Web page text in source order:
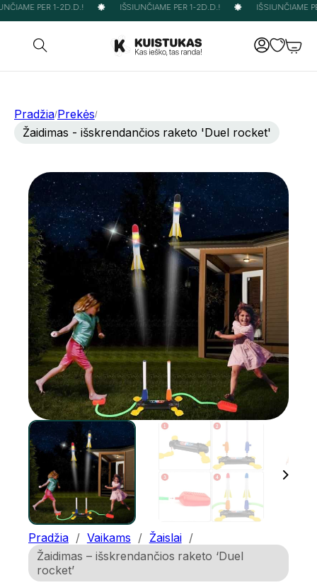
PER 1-2D.D.! IŠSIUNČIAME PER 1-2D.D.! IŠSIUNČIAME
Pradžia/Prekės/
Žaidimas - išskrendančios raketo 'Duel rocket'
Pradžia / Vaikams / Žaislai /
Žaidimas – išskrendančios raketo ‘Duel
rocket’